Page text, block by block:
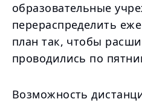
образовательные
перераспределить
план так, чтобы
проводились по
Возможность